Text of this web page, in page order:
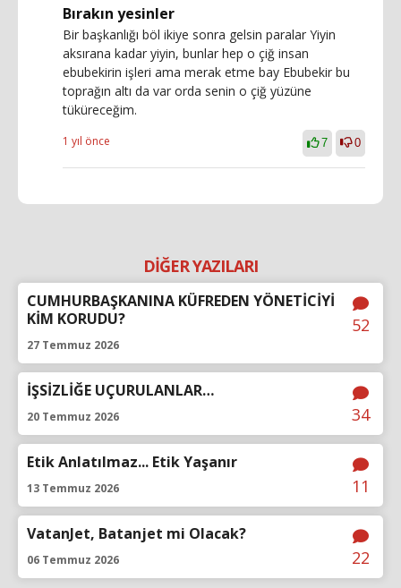
Bırakın yesinler
Bir başkanlığı böl ikiye sonra gelsin paralar Yiyin
aksırana kadar yiyin, bunlar hep o çiğ insan
ebubekirin işleri ama merak etme bay Ebubekir bu
toprağın altı da var orda senin o çiğ yüzüne
tüküreceğim.
1 yıl önce 7 0
DİĞER YAZILARI
CUMHURBAŞKANINA KÜFREDEN YÖNETİCİYİ
KİM KORUDU?
27 Temmuz 2026
52
İŞSİZLİĞE UÇURULANLAR…
20 Temmuz 2026 34
Etik Anlatılmaz... Etik Yaşanır
13 Temmuz 2026 11
VatanJet, Batanjet mi Olacak?
06 Temmuz 2026 22